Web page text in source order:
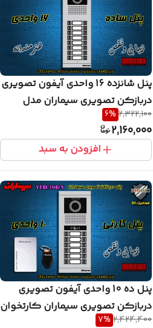
پنل شانزده 16 واحدی آیفون تصویری
دربازکن تصویری سیماران مدل
فرداد VFBC16D FARDAD
2,322,100
6%
2,160,000
افزودن به سبد
پنل ده 10 واحدی آیفون تصویری
دربازکن تصویری سیماران کارتخوان
مدل فرداد VFBC10D/N FARDAD
2,424,400
7%